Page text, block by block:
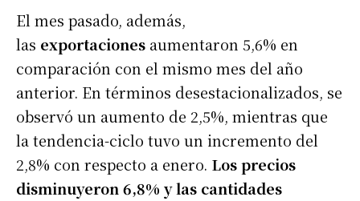
El mes pasado, además,
las exportaciones aumentaron 5,6% en
comparación con el mismo mes del año
anterior. En términos desestacionalizados, se
observó un aumento de 2,5%, mientras que
la tendencia-ciclo tuvo un incremento del
2,8% con respecto a enero. Los precios
disminuyeron 6,8% y las cantidades